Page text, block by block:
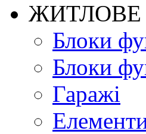
ЖИТЛОВЕ
Блоки
Блоки
Гаражі